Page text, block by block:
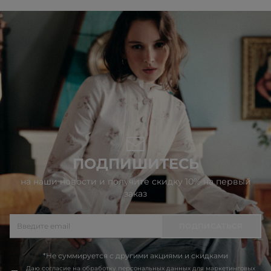
ПОДПИШИТЕСЬ
на наши новости и получите скидку 10% на первый
заказ
*Не суммируется с другими акциями и скидками
Даю согласие на обработку персональных данных для маркетинговых